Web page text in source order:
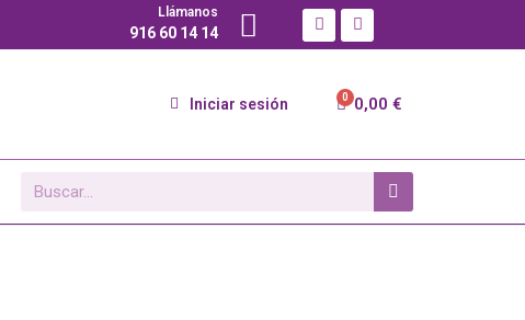
Llámanos
916 60 14 14
Iniciar sesión 0,00 €